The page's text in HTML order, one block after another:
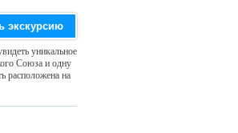
экскурсию
уникальное
Союза и одну
расположена на